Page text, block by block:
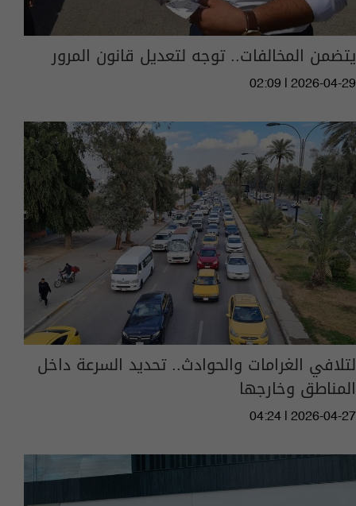
يتضمن المخالفات.. توجه لتعديل قانون المرور
02:09 | 2026-04-29
لتلافي الغرامات والحوادث.. تحديد السرعة داخل
المناطق وخارجها
04:24 | 2026-04-27